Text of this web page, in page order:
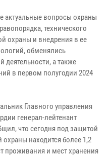
актуальные вопросы охраны
технического
охраны и внедрения в ее
обменялись
а также
в первом полугодии 2024
Главного управления
генерал-лейтенант
что сегодня под защитой
находится более 1,2
проживания и мест хранения